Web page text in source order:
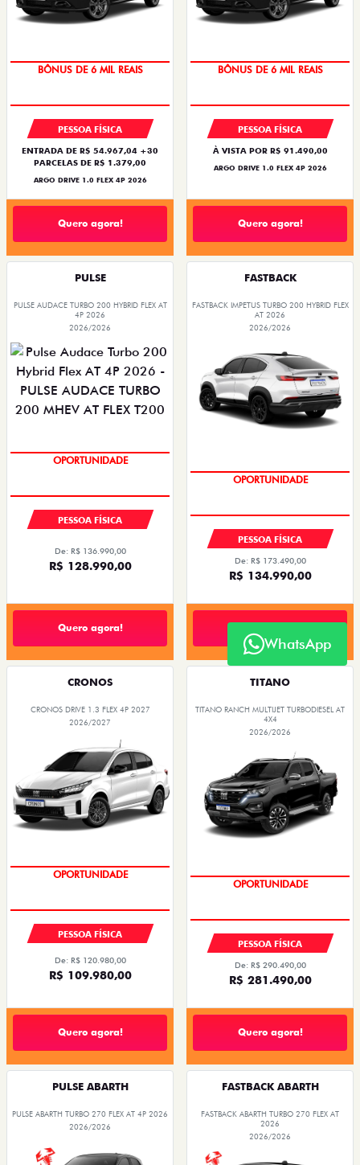
TAXA ZERO
PESSOA FÍSICA
ENTRADA DE R$ 54.967,04 +30
PARCELAS DE R$ 1.379,00
ARGO DRIVE 1.0 FLEX 4P 2026
Quero agora!
TAXA ZERO
PESSOA FÍSICA
À VISTA POR R$ 91.490,00
ARGO DRIVE 1.0 FLEX 4P 2026
Quero agora!
PULSE
PULSE AUDACE TURBO 200 HYBRID FLEX AT
4P 2026
2026/2026
OPORTUNIDADE
PESSOA FÍSICA
De: R$ 136.990,00
R$ 128.990,00
Quero agora!
FASTBACK
FASTBACK IMPETUS TURBO 200 HYBRID FLEX
AT 2026
2026/2026
OPORTUNIDADE
PESSOA FÍSICA
De: R$ 173.490,00
R$ 134.990,00
CRONOS
CRONOS DRIVE 1.3 FLEX 4P 2027
2026/2027
OPORTUNIDADE
PESSOA FÍSICA
De: R$ 120.980,00
R$ 109.980,00
Quero agora!
TITANO
TITANO RANCH MULTIJET TURBODIESEL AT
4X4
2026/2026
CONDIÇÃO IMPERDÍVEL
PESSOA FÍSICA
De: R$ 290.490,00
R$ 281.490,00
Quero agora!
PULSE ABARTH
PULSE ABARTH TURBO 270 FLEX AT 4P 2026
2026/2026
FASTBACK ABARTH
FASTBACK ABARTH TURBO 270 FLEX AT
2026
2026/2026
WhatsApp